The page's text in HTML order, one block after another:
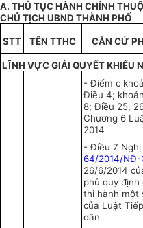
A. THỦ TỤC HÀNH CHÍNH
CHỦ TỊCH UBND THÀNH PHỐ
STT TÊN TTHC CĂN CỨ
LĨNHVỰCGIẢI QUYẾT KHIẾU
-Điểm c
Điều 4;
8; Điều 25,
Chương 6
2014
-Điều 7 Nghị
64/2014/NĐ-
26/6/2014
phủ quy định
thi hành một
của Luật
dân